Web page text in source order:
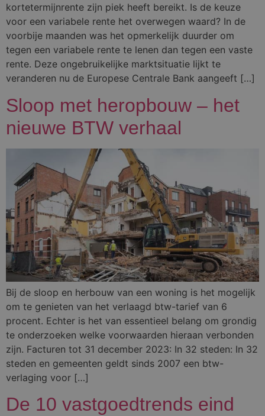
kortetermijnrente zijn piek heeft bereikt. Is de keuze
voor een variabele rente het overwegen waard? In de
voorbije maanden was het opmerkelijk duurder om
tegen een variabele rente te lenen dan tegen een vaste
rente. Deze ongebruikelijke marktsituatie lijkt te
veranderen nu de Europese Centrale Bank aangeeft […]
Sloop met heropbouw – het
nieuwe BTW verhaal
Bij de sloop en herbouw van een woning is het mogelijk
om te genieten van het verlaagd btw-tarief van 6
procent. Echter is het van essentieel belang om grondig
te onderzoeken welke voorwaarden hieraan verbonden
zijn. Facturen tot 31 december 2023: In 32 steden: In 32
steden en gemeenten geldt sinds 2007 een btw-
verlaging voor […]
De 10 vastgoedtrends eind